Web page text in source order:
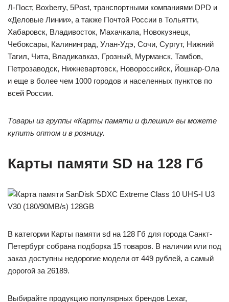
Л-Пост, Boxberry, 5Post, транспортными компаниями DPD и
«Деловые Линии», а также Почтой России в Тольятти,
Хабаровск, Владивосток, Махачкала, Новокузнецк,
Чебоксары, Калининград, Улан-Удэ, Сочи, Сургут, Нижний
Тагил, Чита, Владикавказ, Грозный, Мурманск, Тамбов,
Петрозаводск, Нижневартовск, Новороссийск, Йошкар-Ола
и еще в более чем 1000 городов и населенных пунктов по
всей России.
Товары из группы «Карты памяти и флешки» вы можете
купить оптом и в розницу.
Карты памяти SD на 128 Гб
В категории Карты памяти sd на 128 Гб для города Санкт-
Петербург собрана подборка 15 товаров. В наличии или под
заказ доступны недорогие модели от 449 рублей, а самый
дорогой за 26189.
Выбирайте продукцию популярных брендов Lexar,